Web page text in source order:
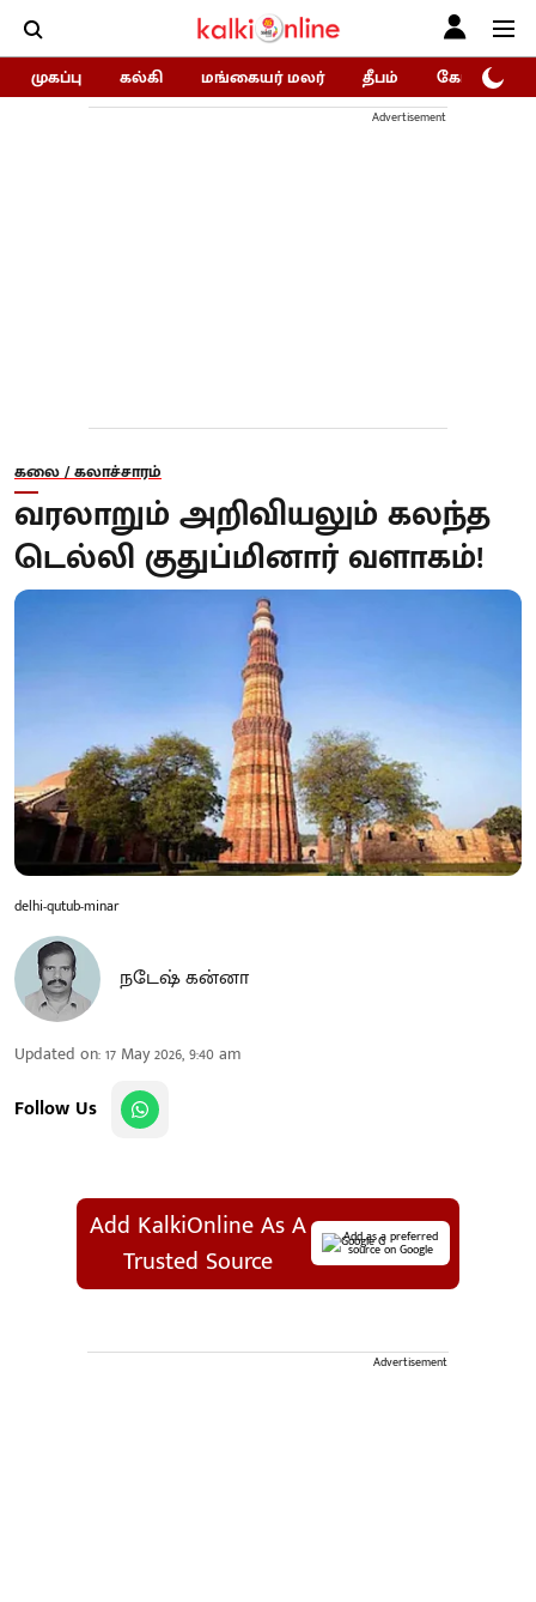
முகப்பு கல்கி மங்கையர் மலர் தீபம் கோகுலம்/
Advertisement
கலை / கலாச்சாரம்
வரலாறும் அறிவியலும் கலந்த
டெல்லி குதுப்மினார் வளாகம்!
delhi-qutub-minar
நடேஷ் கன்னா
Updated on:17 May 2026, 9:40 am
Follow Us
Add KalkiOnline As A
Trusted Source
Add as a preferred
source on Google
Advertisement